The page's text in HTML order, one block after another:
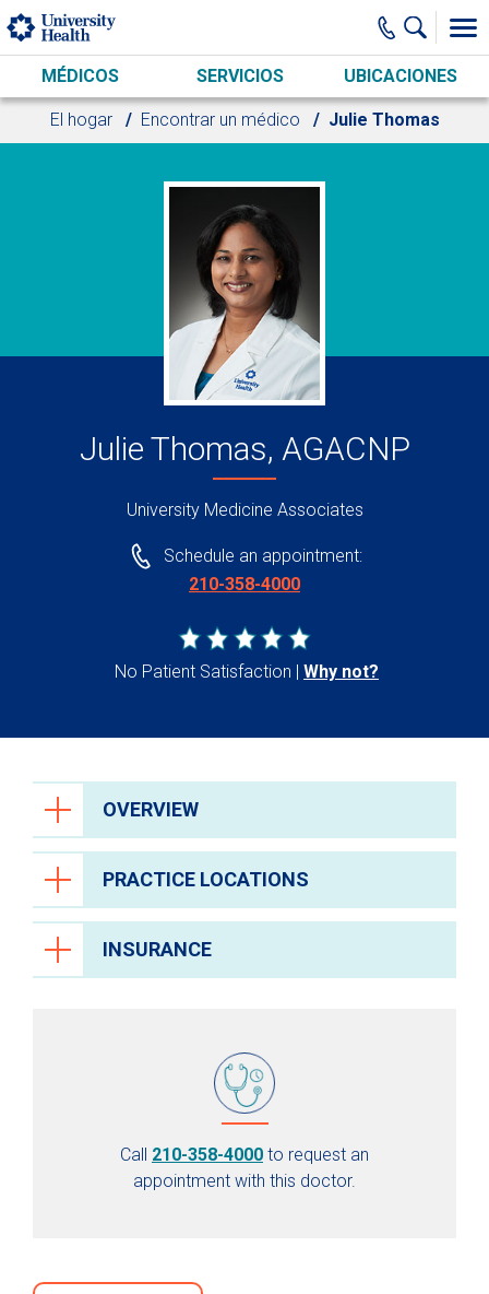
Skip to main content
MÉDICOS SERVICIOS UBICACIONES
El hogar Encontrar un médico Julie Thomas
Julie Thomas, AGACNP
University Medicine Associates
Schedule an appointment:
210-358-4000
No Patient Satisfaction Why not?
OVERVIEW
PRACTICE LOCATIONS
INSURANCE
Call 210-358-4000 to request an
appointment with this doctor.